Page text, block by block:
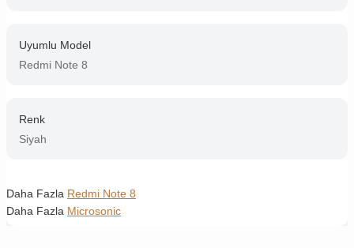
Uyumlu Model
Redmi Note 8
Renk
Siyah
Daha Fazla Redmi Note 8
Daha Fazla Microsonic